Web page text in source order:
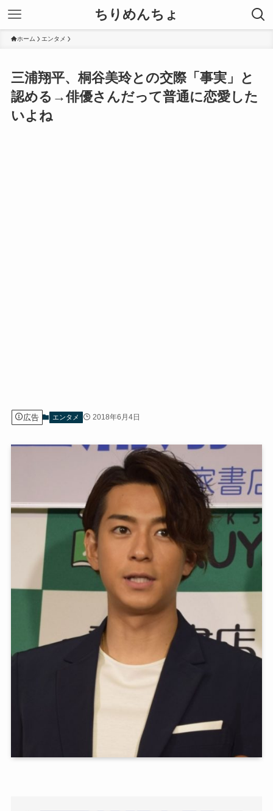
ちりめんちょ
ホーム エンタメ
三浦翔平、桐谷美玲との交際「事実」と
認める→俳優さんだって普通に恋愛した
いよね
広告 エンタメ 2018年6月4日